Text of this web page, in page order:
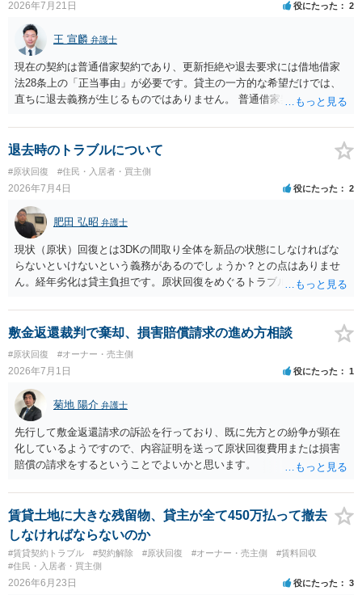
2026年7月21日 役にたった 2
王 宣麟 弁護士
現在の契約は普通借家契約であり、更新拒絶や退去要求には借地借家
法28条上の「正当事由」が必要です。貸主の一方的な希望だけでは、
直ちに退去義務が生じるものではありません。 普通借家契約から定期
新たな定期借家契約を締結する形になりますが、これは任意の合意が
前提であり、借主が同意しなければ成立しません。 12年間の居住実
績、子どもの学校や地域とのつながり、転居費用の準備が困難な事情
などは、借主側の強い居住継続の必要性として正当事由判断において
重視される要素ですので、貸主側にかなり具体的な事情と立退料など
がない限り、更新拒絶が認められるハードルは一般的に高いと考えら
れます。 建物が未登記であること自体は、賃貸借契約の有効性を直ち
に否定するものではなく、引渡しがされていれば賃貸借の効力は原則
有効とされています。 今後の交渉では、①現在は普通借家契約が継続
しており定期借家への変更に合意していないこと、②貸主側の事情
（誰が所有者で誰が実際に住む予定か等）を具体的に書面で説明して
ほしいこと、③自分たちの居住継続の必要性を丁寧に伝えること、を
基本方針としたうえで、仮に一定時期の退去を検討する場合には、立
退料・引越費用・原状回復費用負担などの条件を明確にした書面を作
成することが重要です。 契約書では、更新条項・解除条項・期間の定
め・定期借家に関する記載の有無、これまでの更新時の合意内容
（「今回で最後」などの文言）が、借主不利な特約として無効になり
得るかどうかも含めて検討ポイントになりますので、署名押印前に内
容を十分に確認し、不明点は弁護士に相談することをおすすめしま
す。
退去時のトラブルについて
#原状回復 #住民・入居者・買主側
2026年7月4日 役にたった 2
肥田 弘昭 弁護士
現状（原状）回復とは3DKの間取り全体を新品の状態にしなければな
らないといけないという義務があるのでしょうか？との点はありませ
ん。経年劣化は貸主負担です。原状回復をめぐるトラブルとガイドラ
敷金返還裁判で棄却、損害賠償請求の進め方相談
#原状回復 #オーナー・売主側
2026年7月1日 役にたった 1
菊地 陽介 弁護士
先行して敷金返還請求の訴訟を行っており、既に先方との紛争が顕在
化しているようですので、内容証明を送って原状回復費用または損害
賠償の請求をするということでよいかと思います。
賃貸土地に大きな残留物、貸主が全て450万払って撤去
しなければならないのか
#賃貸契約トラブル #契約解除 #原状回復 #オーナー・売主側
#賃料回収
#住民・入居者・買主側
2026年6月23日 役にたった 3